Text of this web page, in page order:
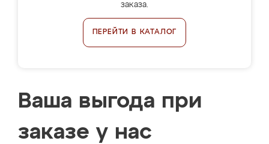
заказа.
ПЕРЕЙТИ В КАТАЛОГ
Ваша выгода при
заказе у нас